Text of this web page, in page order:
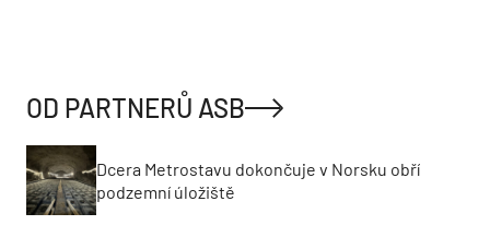
OD PARTNERŮ ASB
Dcera Metrostavu dokončuje v Norsku obří
podzemní úložiště